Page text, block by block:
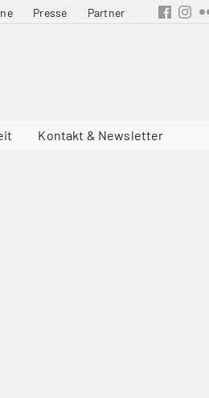
Presse Partner
Kontakt & Newsletter